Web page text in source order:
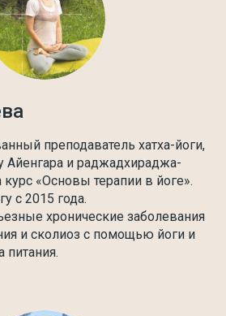
преподаватель хатха-йоги,
Айенгара и раджадхираджа-
курс «Основы терапии в йоге».
с 2015 года.
хронические заболевания
и сколиоз с помощью йоги и